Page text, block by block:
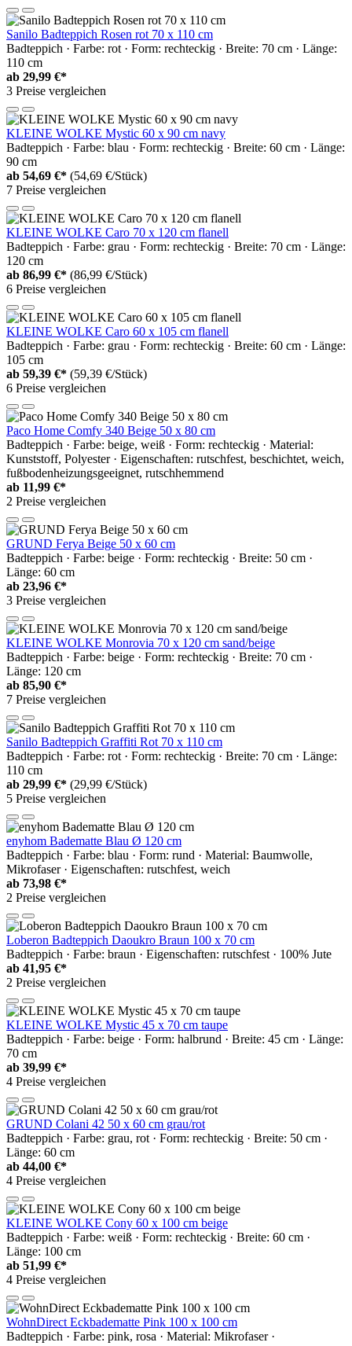
Sanilo Badteppich Rosen rot 70 x 110 cm
Badteppich · Farbe: rot · Form: rechteckig · Breite: 70 cm · Länge:
110 cm
ab 29,99 €*
3 Preise vergleichen
KLEINE WOLKE Mystic 60 x 90 cm navy
Badteppich · Farbe: blau · Form: rechteckig · Breite: 60 cm · Länge:
90 cm
ab 54,69 €* (54,69 €/Stück)
7 Preise vergleichen
KLEINE WOLKE Caro 70 x 120 cm flanell
Badteppich · Farbe: grau · Form: rechteckig · Breite: 70 cm · Länge:
120 cm
ab 86,99 €* (86,99 €/Stück)
6 Preise vergleichen
KLEINE WOLKE Caro 60 x 105 cm flanell
Badteppich · Farbe: grau · Form: rechteckig · Breite: 60 cm · Länge:
105 cm
ab 59,39 €* (59,39 €/Stück)
6 Preise vergleichen
Paco Home Comfy 340 Beige 50 x 80 cm
Badteppich · Farbe: beige, weiß · Form: rechteckig · Material:
Kunststoff, Polyester · Eigenschaften: rutschfest, beschichtet, weich,
fußbodenheizungsgeeignet, rutschhemmend
ab 11,99 €*
2 Preise vergleichen
GRUND Ferya Beige 50 x 60 cm
Badteppich · Farbe: beige · Form: rechteckig · Breite: 50 cm ·
Länge: 60 cm
ab 23,96 €*
3 Preise vergleichen
KLEINE WOLKE Monrovia 70 x 120 cm sand/beige
Badteppich · Farbe: beige · Form: rechteckig · Breite: 70 cm ·
Länge: 120 cm
ab 85,90 €*
7 Preise vergleichen
Sanilo Badteppich Graffiti Rot 70 x 110 cm
Badteppich · Farbe: rot · Form: rechteckig · Breite: 70 cm · Länge:
110 cm
ab 29,99 €* (29,99 €/Stück)
5 Preise vergleichen
enyhom Badematte Blau Ø 120 cm
Badteppich · Farbe: blau · Form: rund · Material: Baumwolle,
Mikrofaser · Eigenschaften: rutschfest, weich
ab 73,98 €*
2 Preise vergleichen
Loberon Badteppich Daoukro Braun 100 x 70 cm
Badteppich · Farbe: braun · Eigenschaften: rutschfest · 100% Jute
ab 41,95 €*
2 Preise vergleichen
KLEINE WOLKE Mystic 45 x 70 cm taupe
Badteppich · Farbe: beige · Form: halbrund · Breite: 45 cm · Länge:
70 cm
ab 39,99 €*
4 Preise vergleichen
GRUND Colani 42 50 x 60 cm grau/rot
Badteppich · Farbe: grau, rot · Form: rechteckig · Breite: 50 cm ·
Länge: 60 cm
ab 44,00 €*
4 Preise vergleichen
KLEINE WOLKE Cony 60 x 100 cm beige
Badteppich · Farbe: weiß · Form: rechteckig · Breite: 60 cm ·
Länge: 100 cm
ab 51,99 €*
4 Preise vergleichen
WohnDirect Eckbadematte Pink 100 x 100 cm
Badteppich · Farbe: pink, rosa · Material: Mikrofaser ·